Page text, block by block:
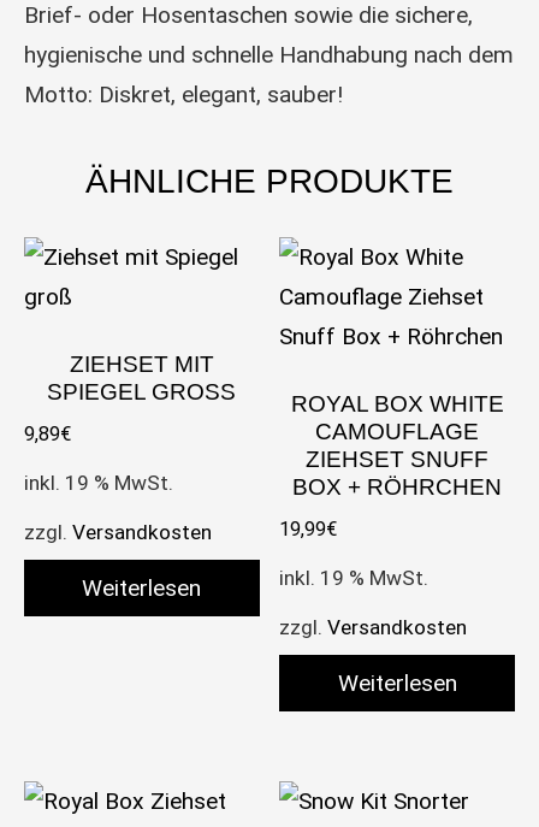
Brief- oder Hosentaschen sowie die sichere,
hygienische und schnelle Handhabung nach dem
Motto: Diskret, elegant, sauber!
ÄHNLICHE PRODUKTE
ZIEHSET MIT
SPIEGEL GROSS
9,89€
inkl. 19 % MwSt.
zzgl. Versandkosten
Weiterlesen
ROYAL BOX WHITE
CAMOUFLAGE
ZIEHSET SNUFF
BOX + RÖHRCHEN
19,99€
inkl. 19 % MwSt.
zzgl.Versandkosten
Weiterlesen